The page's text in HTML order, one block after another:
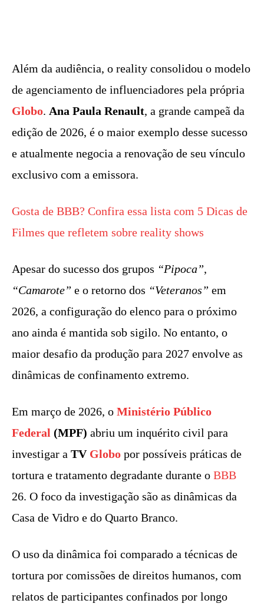
Além da audiência, o reality consolidou o modelo
de agenciamento de influenciadores pela própria
Globo. Ana Paula Renault, a grande campeã da
edição de 2026, é o maior exemplo desse sucesso
e atualmente negocia a renovação de seu vínculo
exclusivo com a emissora.
Gosta de BBB? Confira essa lista com 5 Dicas de
Filmes que refletem sobre reality shows
Apesar do sucesso dos grupos “Pipoca”,
“Camarote” e o retorno dos “Veteranos” em
2026, a configuração do elenco para o próximo
ano ainda é mantida sob sigilo. No entanto, o
maior desafio da produção para 2027 envolve as
dinâmicas de confinamento extremo.
Em março de 2026, o Ministério Público
Federal (MPF) abriu um inquérito civil para
investigar a TV Globo por possíveis práticas de
tortura e tratamento degradante durante o BBB
26. O foco da investigação são as dinâmicas da
Casa de Vidro e do Quarto Branco.
O uso da dinâmica foi comparado a técnicas de
tortura por comissões de direitos humanos, com
relatos de participantes confinados por longo